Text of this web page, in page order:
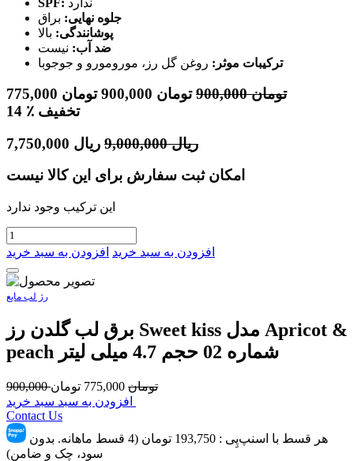
SPF: ندارد
جلوه نهایی: براق
پوشانندگی: بالا
ضد آب: نیست
ترکیبات موثر: روغن گل رز، مورومورو و جوجوبا
775,000 تومان 900,000تومان 900,000 تومان
14
٪ تخفیف
7,750,000 ریال 9,000,000 ریال
امکان ثبت سفارش برای این کالا نیست
این ترکیب وجود ندارد
افزودن به سبد خرید افزودن به سبد خرید
رژ لب مایع
برق لب گلدن رز Sweet kiss مدل Apricot &
peach شماره 02 حجم 4.7 میلی لیتر
900,000 تومان 775,000 تومان
Contact Us
هر قسط با اسنپ‌پِی : 193,750
تومان (4 قسط ماهانه. بدون
سود، چک و ضامن)